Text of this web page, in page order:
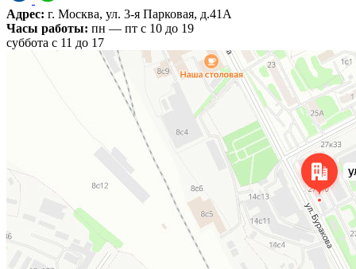
Адрес: г. Москва, ул. 3-я Парковая, д.41А
Часы работы: пн — пт с 10 до 19
cуббота с 11 до 17